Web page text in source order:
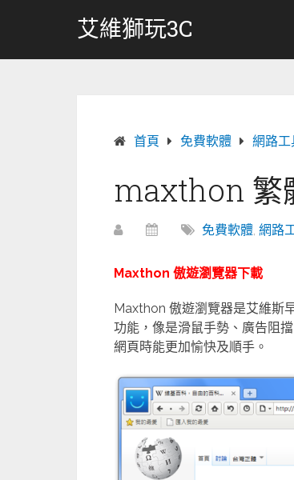
艾維獅玩3C
首頁 免費軟體 網路工
maxthon 繁
免費軟體, 網路
Maxthon 傲遊瀏覽器下載
Maxthon 傲遊瀏覽器是艾維斯
功能，像是滑鼠手勢、廣告阻
網頁時能更加愉快及順手。